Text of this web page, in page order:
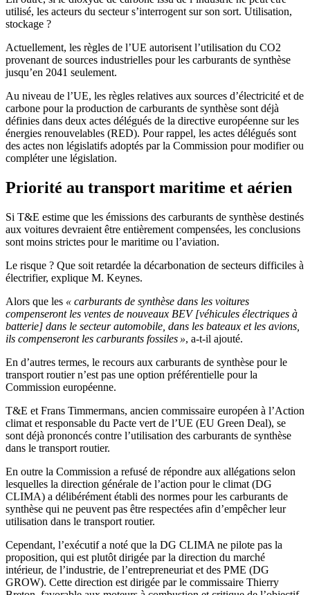
utilisé, les acteurs du secteur s’interrogent sur son sort. Utilisation,
stockage ?
Actuellement, les règles de l’UE autorisent l’utilisation du CO2
provenant de sources industrielles pour les carburants de synthèse
jusqu’en 2041 seulement.
Au niveau de l’UE, les règles relatives aux sources d’électricité et de
carbone pour la production de carburants de synthèse sont déjà
définies dans deux actes délégués de la directive européenne sur les
énergies renouvelables (RED). Pour rappel, les actes délégués sont
des actes non législatifs adoptés par la Commission pour modifier ou
compléter une législation.
Priorité au transport maritime et aérien
Si T&E estime que les émissions des carburants de synthèse destinés
aux voitures devraient être entièrement compensées, les conclusions
sont moins strictes pour le maritime ou l’aviation.
Le risque ? Que soit retardée la décarbonation de secteurs difficiles à
électrifier, explique M. Keynes.
Alors que les « carburants de synthèse dans les voitures
compenseront les ventes de nouveaux BEV [véhicules électriques à
batterie] dans le secteur automobile, dans les bateaux et les avions,
ils compenseront les carburants fossiles », a-t-il ajouté.
En d’autres termes, le recours aux carburants de synthèse pour le
transport routier n’est pas une option préférentielle pour la
Commission européenne.
T&E et Frans Timmermans, ancien commissaire européen à l’Action
climat et responsable du Pacte vert de l’UE (EU Green Deal), se
sont déjà prononcés contre l’utilisation des carburants de synthèse
dans le transport routier.
En outre la Commission a refusé de répondre aux allégations selon
lesquelles la direction générale de l’action pour le climat (DG
CLIMA) a délibérément établi des normes pour les carburants de
synthèse qui ne peuvent pas être respectées afin d’empêcher leur
utilisation dans le transport routier.
Cependant, l’exécutif a noté que la DG CLIMA ne pilote pas la
proposition, qui est plutôt dirigée par la direction du marché
intérieur, de l’industrie, de l’entrepreneuriat et des PME (DG
GROW). Cette direction est dirigée par le commissaire Thierry